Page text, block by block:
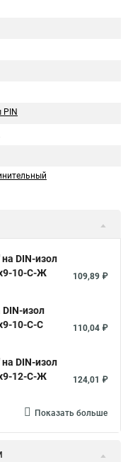
DIN-изол
10-С-Ж
109,89 ₽
DIN-изол
10-С-С
110,04 ₽
DIN-изол
12-С-Ж
124,01 ₽
Показать больше